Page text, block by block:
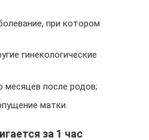
при котором
гинекологические
месяцев после родов;
матки.
за 1 час